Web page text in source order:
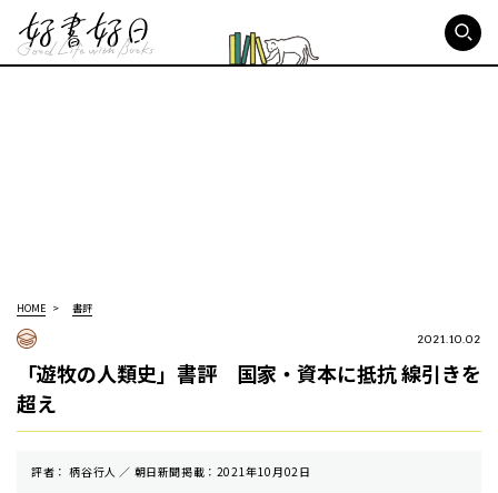
HOME 書評
2021.10.02
「遊牧の人類史」書評 国家・資本に抵抗 線引きを
超え
評者： 柄谷行人 ／ 朝⽇新聞掲載：2021年10月02日